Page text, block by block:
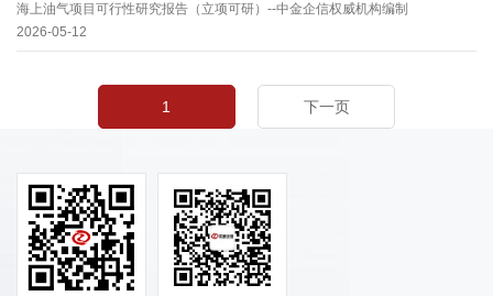
海上油气项目可行性研究报告（立项可研）--中金企信权威机构编制
2026-05-12
1 下一页